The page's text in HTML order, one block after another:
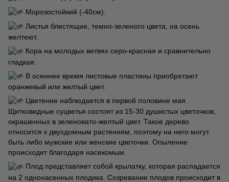
Морозостойкий (-40см).
Листья блестящие, темно-зеленого цвета, на осень
желтеют.
Кора на молодых ветвях серо-красная и сравнительно
гладкая.
В осеннее время листовые пластины приобретают
оранжевый или желтый цвет.
Цветение наблюдается в первой половине мая.
Щитковидные суцветья состоят из 15-30 душистых цветочков,
окрашенных в зеленовато-желтый цвет. Такое дерево
относится к двухдомным растениям, поэтому на него могут
быть либо мужские или женские цветочки. Опыление
происходит благодаря насекомым.
Плод представляет собой крылатку, которая распадается
на 2 однонасенных плодика. Созревание плодов происходит в